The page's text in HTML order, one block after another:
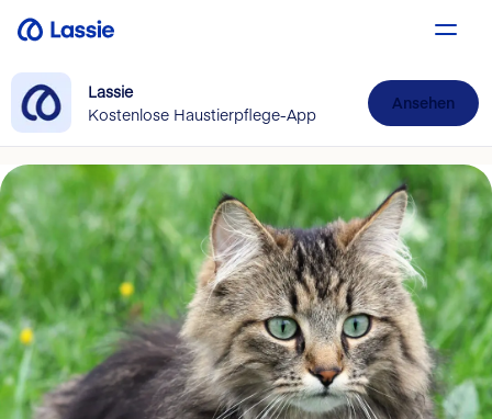
Lassie
Kostenlose Haustierpflege-App
Ansehen